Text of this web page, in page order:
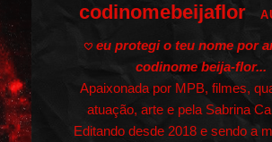
codinomebeijaflor
𖹭 eu protegi o teu nome por
codinome beija-flor...
Apaixonada por MPB, filmes,
atuação, arte e pela Sabrina
Editando desde 2018 e sendo a